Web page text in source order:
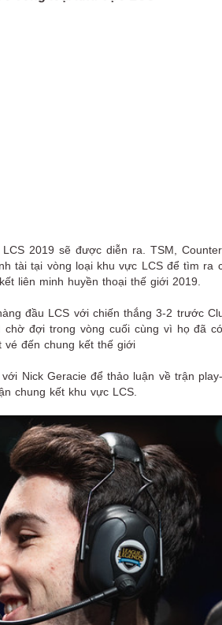
2019 sẽ được diễn ra. TSM,
tài tại vòng loại khu vực LCS để tìm ra
liên minh huyền thoại thế giới 2019.
đầu LCS với chiến thắng 3-2 trước
đợi trong vòng cuối cùng vì họ đã
đến chung kết thế giới
Nick Geracie để thảo luận về trận
chung kết khu vực LCS.